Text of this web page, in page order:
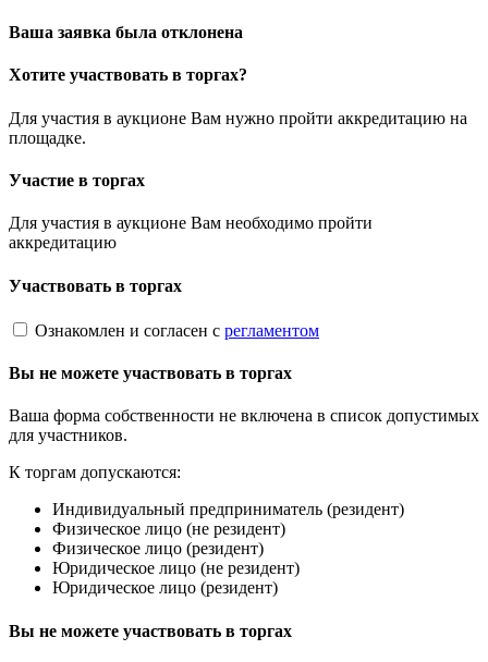
Ваша заявка была отклонена
Хотите участвовать в торгах?
Для участия в аукционе Вам нужно пройти аккредитацию на
площадке.
Участие в торгах
Для участия в аукционе Вам необходимо пройти
аккредитацию
Участвовать в торгах
Ознакомлен и согласен с регламентом
Вы не можете участвовать в торгах
Ваша форма собственности не включена в список допустимых
для участников.
К торгам допускаются:
Индивидуальный предприниматель (резидент)
Физическое лицо (не резидент)
Физическое лицо (резидент)
Юридическое лицо (не резидент)
Юридическое лицо (резидент)
Вы не можете участвовать в торгах